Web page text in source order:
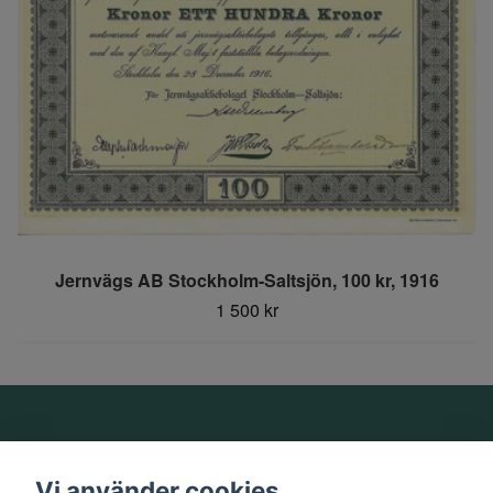
Jernvägs AB Stockholm-Saltsjön, 100 kr, 1916
1 500 kr